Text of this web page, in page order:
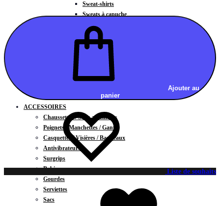
Sweat-shirts
Sweats à capuche
Sweats à capuche zippé
Vestes
BAS
Leggings
CARTES CADEAUX
ACCESSOIRES
Chaussettes / Sous-vêtements
Poignets / Manchettes / Gants
Casquettes / Visières / Bandeaux
Antivibrateurs
Surgrips
Bobines
Gourdes
Serviettes
Sacs
Ajouter au
panier
Liste de souhaits